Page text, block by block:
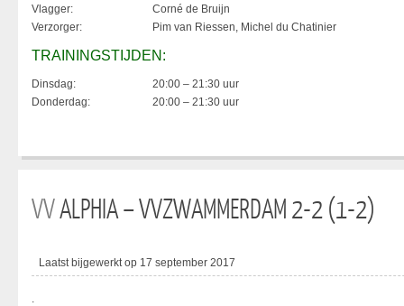
Vlagger:
Corné de Bruijn
Verzorger:
Pim van Riessen, Michel du Chatinier
TRAININGSTIJDEN:
Dinsdag:
20:00 – 21:30 uur
Donderdag:
20:00 – 21:30 uur
VVALPHIA – VVZWAMMERDAM 2-2 (1-2)
Laatst bijgewerkt op 17 september 2017
.